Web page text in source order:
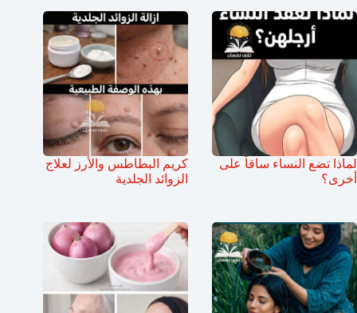
لماذا تضع النساء ساقاً على
أخرى؟
كريم البطاطس والأرز لعلاج
الزوائد الجلدية